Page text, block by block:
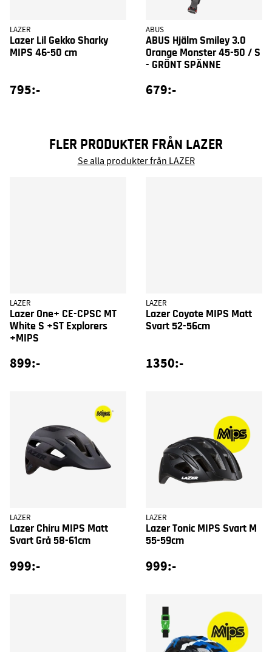
LAZER
Lazer Lil Gekko Sharky
MIPS 46-50 cm
795:-
ABUS
ABUS Hjälm Smiley 3.0
Orange Monster 45-50 / S
- GRÖNT SPÄNNE
679:-
FLER PRODUKTER FRÅN LAZER
Se alla produkter från LAZER
LAZER
Lazer One+ CE-CPSC MT
White S +ST Explorers
+MIPS
899:-
LAZER
Lazer Coyote MIPS Matt
Svart 52-56cm
1350:-
LAZER
Lazer Chiru MIPS Matt
Svart Grå 58-61cm
999:-
LAZER
Lazer Tonic MIPS Svart M
55-59cm
999:-